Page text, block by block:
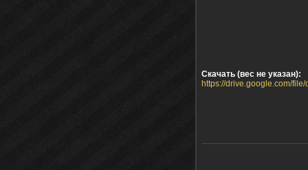
Скачать (вес не указан):
https://drive.google.com/